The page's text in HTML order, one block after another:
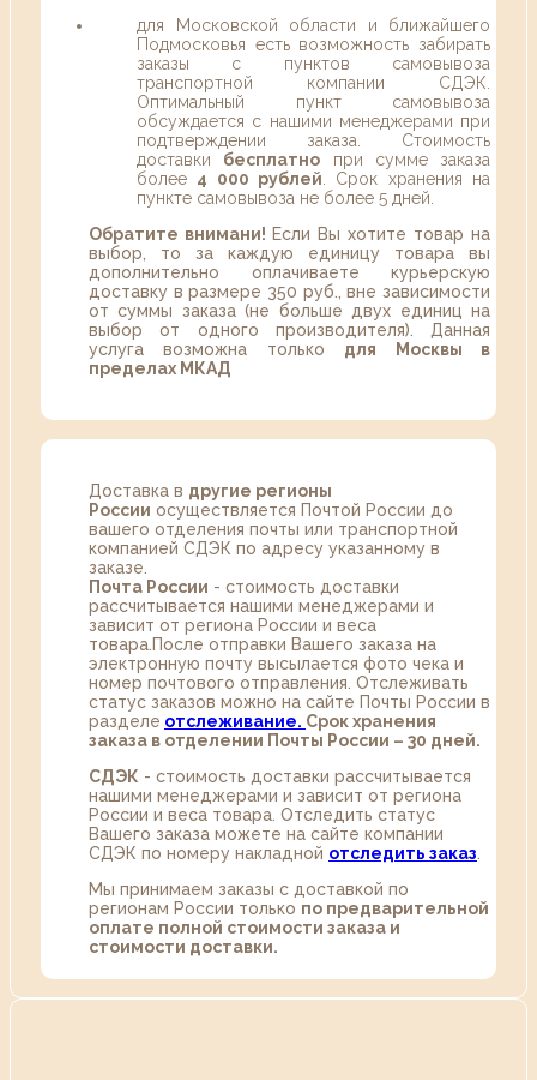
для Московской области и ближайшего
Подмосковья есть возможность забирать
заказы с пунктов самовывоза
транспортной компании СДЭК.
Оптимальный пункт самовывоза
обсуждается с нашими менеджерами при
подтверждении заказа. Стоимость
доставки бесплатно при сумме заказа
более 4 000 рублей . Срок хранения на
пункте самовывоза не более 5 дней.
Обратите внимани! Если Вы хотите товар на
выбор, то за каждую единицу товара вы
дополнительно оплачиваете курьерскую
доставку в размере 350 руб., вне зависимости
от суммы заказа (не больше двух единиц на
выбор от одного производителя). Данная
услуга возможна только для Москвы в
пределах МКАД
Доставка в другие регионы
России осуществляется Почтой России до
вашего отделения почты или транспортной
компанией СДЭК по адресу указанному в
заказе.
Почта России - стоимость доставки
рассчитывается нашими менеджерами и
зависит от региона России и веса
товара.После отправки Вашего заказа на
электронную почту высылается фото чека и
номер почтового отправления. Отслеживать
статус заказов можно на сайте Почты России в
разделе oтслеживание. Срок хранения
заказа в отделении Почты России – 30 дней.
СДЭК - стоимость доставки рассчитывается
нашими менеджерами и зависит от региона
России и веса товара. Отследить статус
Вашего заказа можете на сайте компании
СДЭК по номеру накладной отследить заказ
Мы принимаем заказы с доставкой по
регионам России только по предварительной
оплате полной стоимости заказа и
стоимости доставки.